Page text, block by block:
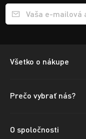
Přihlášení e-mailu k
Všetko o nákupe
Prečo vybrať nás?
O spoločnosti